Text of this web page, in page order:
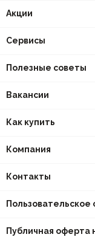
Акции
Сервисы
Полезные советы
Вакансии
Как купить
Компания
Контакты
Пользовательское
Публичная оферта